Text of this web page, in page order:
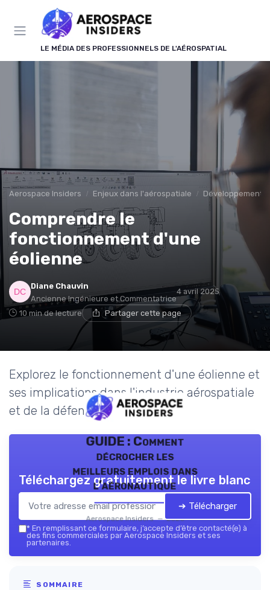
LE MÉDIA DES PROFESSIONNELS DE L'AÉROSPATIAL
Aerospace Insiders Enjeux dans l'aérospatiale Développement
Comprendre le
fonctionnement d'une
éolienne
Diane Chauvin
Ancienne Ingénieure et Commentatrice
4 avril 2025
10 min de lecture Partager cette page
Explorez le fonctionnement d'une éolienne et
ses implications dans l'industrie aérospatiale
et de la défense.
GUIDE : Comment
décrocher les
meilleurs emplois dans
l’aéronautique
Aerospace Insiders — 2026
Téléchargez gratuitement le livre blanc
➔ Télécharger
* En remplissant ce formulaire, j’accepte d’être contacté(e) à
des fins commerciales par Aerospace Insiders et ses
partenaires.
SOMMAIRE
Panneau de gestion des cookies